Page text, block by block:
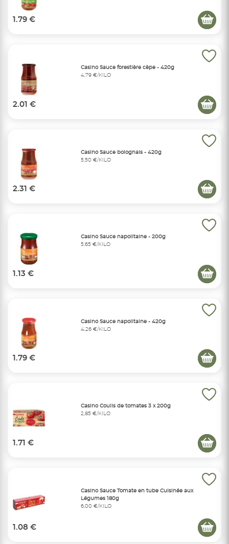
1.79 €
Casino Sauce forestière cèpe - 420g
4,79 €/KILO
2.01 €
Casino Sauce bolognais - 420g
5,50 €/KILO
2.31 €
Casino Sauce napolitaine - 200g
5,65 €/KILO
1.13 €
Casino Sauce napolitaine - 420g
4,26 €/KILO
1.79 €
Casino Coulis de tomates 3 x 200g
2,85 €/KILO
1.71 €
Casino Sauce Tomate en tube Cuisinée aux
Légumes 180g
6,00 €/KILO
1.08 €